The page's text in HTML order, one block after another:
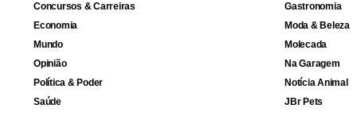
Concursos & Carreiras
Economia
Mundo
Opinião
Política & Poder
Saúde
Gastronomia
Moda & Beleza
Molecada
Na Garagem
Notícia Animal
JBr Pets